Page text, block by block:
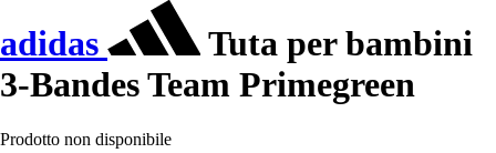
adidas
Tuta per bambini
3-Bandes Team Primegreen
Prodotto non disponibile